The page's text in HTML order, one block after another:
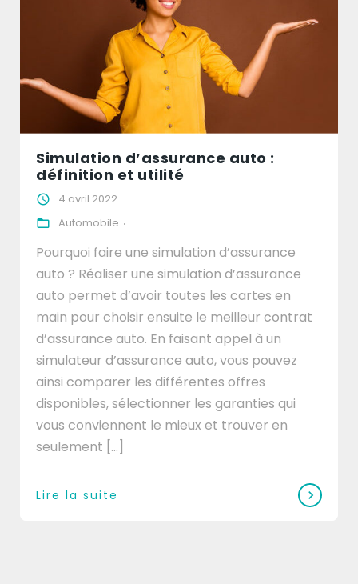
Simulation d’assurance auto :
définition et utilité
4 avril 2022
Automobile
Pourquoi faire une simulation d’assurance
auto ? Réaliser une simulation d’assurance
auto permet d’avoir toutes les cartes en
main pour choisir ensuite le meilleur contrat
d’assurance auto. En faisant appel à un
simulateur d’assurance auto, vous pouvez
ainsi comparer les différentes offres
disponibles, sélectionner les garanties qui
vous conviennent le mieux et trouver en
seulement [...]
Lire la suite